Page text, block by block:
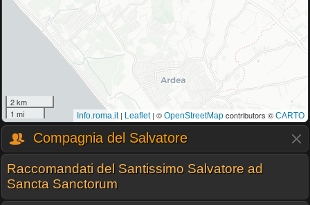
2 km
1 mi
Info.roma.it| Leaflet| © OpenStreetMap contributors © CARTO
Compagnia del Salvatore
Raccomandati del Santissimo Salvatore ad
Sancta Sanctorum